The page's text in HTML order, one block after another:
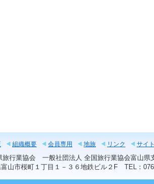
組織概要 会員専用 地旅 リンク サイ
旅行業協会 一般社団法人 全国旅行業協会富山
山市桜町１丁目１－３６地鉄ビル２F TEL：